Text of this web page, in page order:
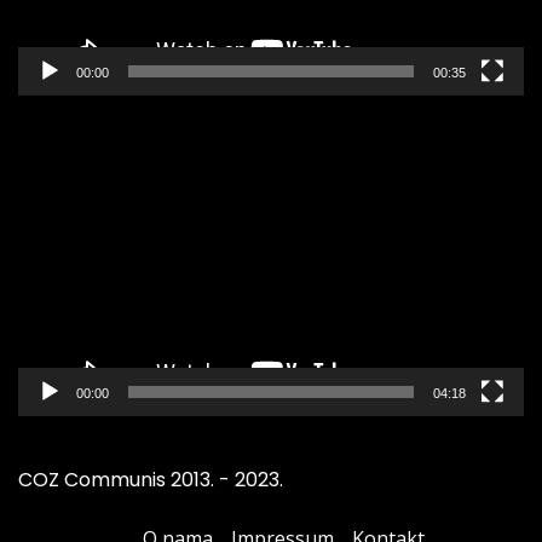
00:00 00:35
00:00 04:18
COZ Communis 2013. - 2023.